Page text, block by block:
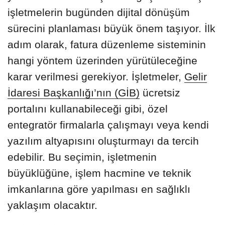
işletmelerin bugünden dijital dönüşüm
sürecini planlaması büyük önem taşıyor. İlk
adım olarak, fatura düzenleme sisteminin
hangi yöntem üzerinden yürütüleceğine
karar verilmesi gerekiyor. İşletmeler, Gelir
İdaresi Başkanlığı’nın (GİB) ücretsiz
portalını kullanabileceği gibi, özel
entegratör firmalarla çalışmayı veya kendi
yazılım altyapısını oluşturmayı da tercih
edebilir. Bu seçimin, işletmenin
büyüklüğüne, işlem hacmine ve teknik
imkanlarına göre yapılması en sağlıklı
yaklaşım olacaktır.